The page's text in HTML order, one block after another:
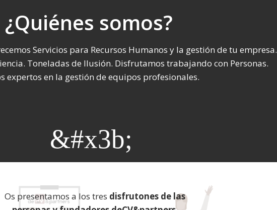
¿Quiénes somos?
Servicios para Recursos Humanos y la gestión de tu empresa.
Toneladas de Ilusión. Disfrutamos trabajando con Personas.
expertos en la gestión de equipos profesionales.
&#x3b;
Os presentamos a los tres disfrutones de las